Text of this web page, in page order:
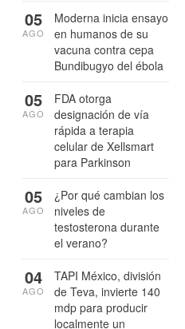
Moderna inicia ensayo
en humanos de su
vacuna contra cepa
Bundibugyo del ébola
05
AGO
FDA otorga
designación de vía
rápida a terapia
celular de Xellsmart
para Parkinson
05
AGO
¿Por qué cambian los
niveles de
testosterona durante
el verano?
05
AGO
TAPI México, división
de Teva, invierte 140
mdp para producir
localmente un
04
AGO